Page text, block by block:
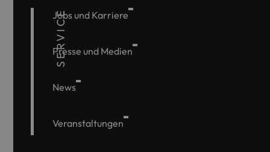
SERVICE
Jobs und Karriere
Presse und Medien
News
Veranstaltungen